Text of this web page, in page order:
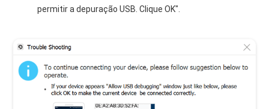
permitir a depuração USB. Clique OK".